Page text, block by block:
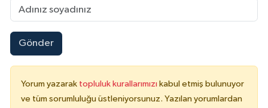
Gönder
Yorum yazarak topluluk kurallarımızı kabul etmiş bulunuyor
ve tüm sorumluluğu üstleniyorsunuz. Yazılan yorumlardan